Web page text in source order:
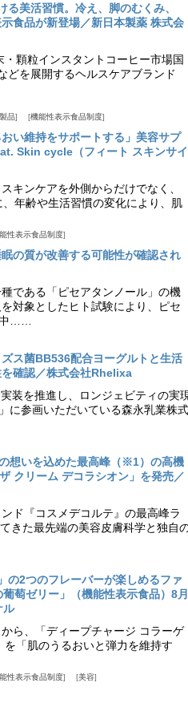
美活習慣。冷え、脚のむくみ、
食品が新登場／新日本製薬 株式会
顆粒インスタントコーヒー市場国
を展開するヘルスケアブランド
品 機能性表示食品制度
い維持をサポートする」美容サプ
Skin cycle（フィート スキンサイ
キンケアを外側からだけでなく、
年齢や生活習慣の変化により、肌
性表示食品制度
の質が改善する可能性が確認され
である「ピセアタンノール」の機
対象としたヒト試験により、ピセ
……
ス菌BB536配合ヨーグルトと生活
確認／株式会社Rhelixa
装を推進し、ロンジェビティの実
に参画いただいている森永乳業株式
想いを込めた最高峰（※1）の高機
クリーム デコラシオン」を発売／
ド『コスメデコルテ』の最高峰ラ
きた最先端の美容皮膚科学と独自
の2つのフレーバーが楽しめるファ
萄ゼリー」（機能性表示食品）8月
ル
ら、「ディープチャージ コラーゲ
「肌のうるおいと弾力を維持す
性表示食品制度 美容